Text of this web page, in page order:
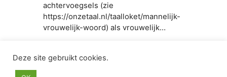
achtervoegsels (zie
https://onzetaal.nl/taalloket/mannelijk-
vrouwelijk-woord) als vrouwelijk…
© 2026 Hoe zeg je in het Engels
Deze site gebruikt cookies.